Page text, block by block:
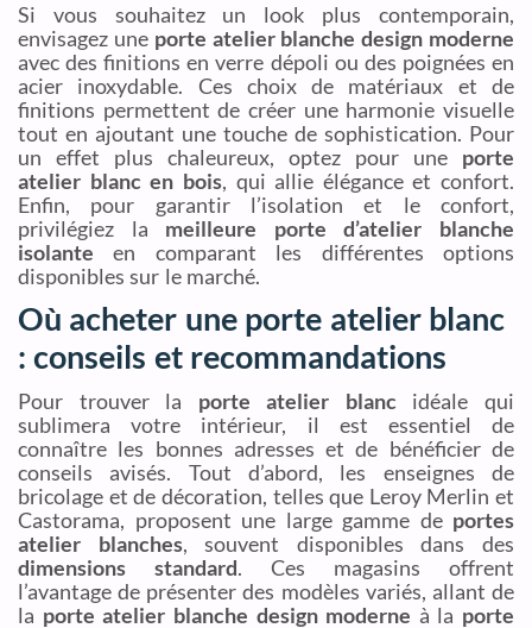
Si vous souhaitez un look plus contemporain,
envisagez une porte atelier blanche design moderne
avec des finitions en verre dépoli ou des poignées en
acier inoxydable. Ces choix de matériaux et de
finitions permettent de créer une harmonie visuelle
tout en ajoutant une touche de sophistication. Pour
un effet plus chaleureux, optez pour une porte
atelier blanc en bois, qui allie élégance et confort.
Enfin, pour garantir l’isolation et le confort,
privilégiez la meilleure porte d’atelier blanche
isolante en comparant les différentes options
disponibles sur le marché.
Où acheter une porte atelier blanc
: conseils et recommandations
Pour trouver la porte atelier blanc idéale qui
sublimera votre intérieur, il est essentiel de
connaître les bonnes adresses et de bénéficier de
conseils avisés. Tout d’abord, les enseignes de
bricolage et de décoration, telles que Leroy Merlin et
Castorama, proposent une large gamme de portes
atelier blanches, souvent disponibles dans des
dimensions standard. Ces magasins offrent
l’avantage de présenter des modèles variés, allant de
la porte atelier blanche design moderne à la porte